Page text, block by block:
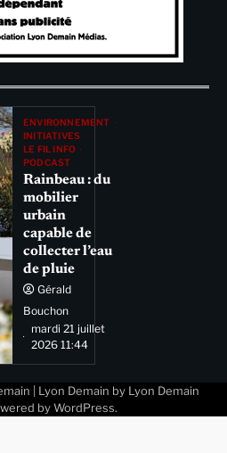
ENVIRONNEMENT
INITIATIVES
LE FIL INFO
PODCAST
Rainbeau : du
mobilier
urbain
capable de
collecter l’eau
de pluie
Gérald
Bouchon
mardi 21 juillet
2026 11:44
| Lyon Demain by Lyon Demain
byWordPress.